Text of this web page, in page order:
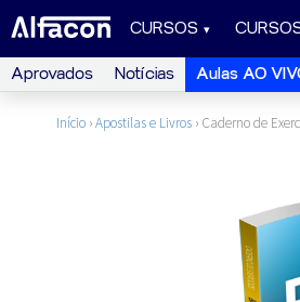
CURSOS
Aprovados Notícias Aulas AO
Início ›Apostilas e Livros › Caderno de